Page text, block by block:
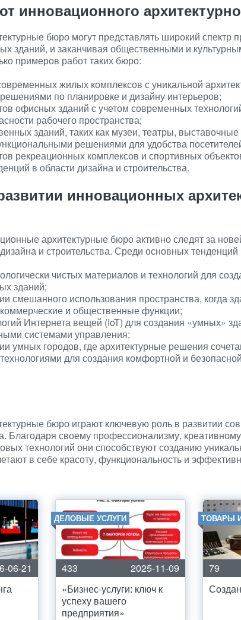
инновационного
бюро могут представлять широкий спектр
зданий, и заканчивая общественными и
примеров работ таких бюро:
жилых комплексов с уникальной
по планировке и дизайну интерьеров;
офисных зданий с учетом современных
рабочего пространства;
зданий, таких как музеи, театры,
решениями для удобства
рекреационных комплексов и спортивных
в области дизайна и строительства.
инновационных
архитектурные бюро активно следят за
и строительства. Среди основных
чистых материалов и технологий для
зданий;
смешанного использования пространства, когда
и общественные функции;
Интернета вещей (IoT) для создания «умных»
системами управления;
умных городов, где архитектурные решения
для создания комфортной и
бюро играют ключевую роль в развитии
Благодаря своему профессионализму,
технологий они способствуют созданию
в себе красоту, функциональность и
06-21
ДЕЛОВЫЕ УСЛУГИ
433
2025-11-09
«Бизнес-услуги: ключ к
успеху вашего
предприятия»
ТОВАРЫ
79